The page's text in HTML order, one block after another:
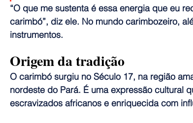
“O que me sustenta é essa energia que eu
carimbó”, diz ele. No mundo carimbozeiro,
instrumentos.
Origem da tradição
O carimbó surgiu no Século 17, na região
nordeste do Pará. É uma expressão cultural
escravizados africanos e enriquecida com